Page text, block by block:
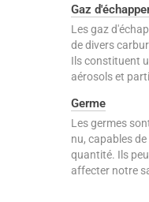
Gaz
Les gaz
de divers
Ils constituent
aérosols et
Germe
Les germes
nu, capables
quantité. Ils
affecter notre